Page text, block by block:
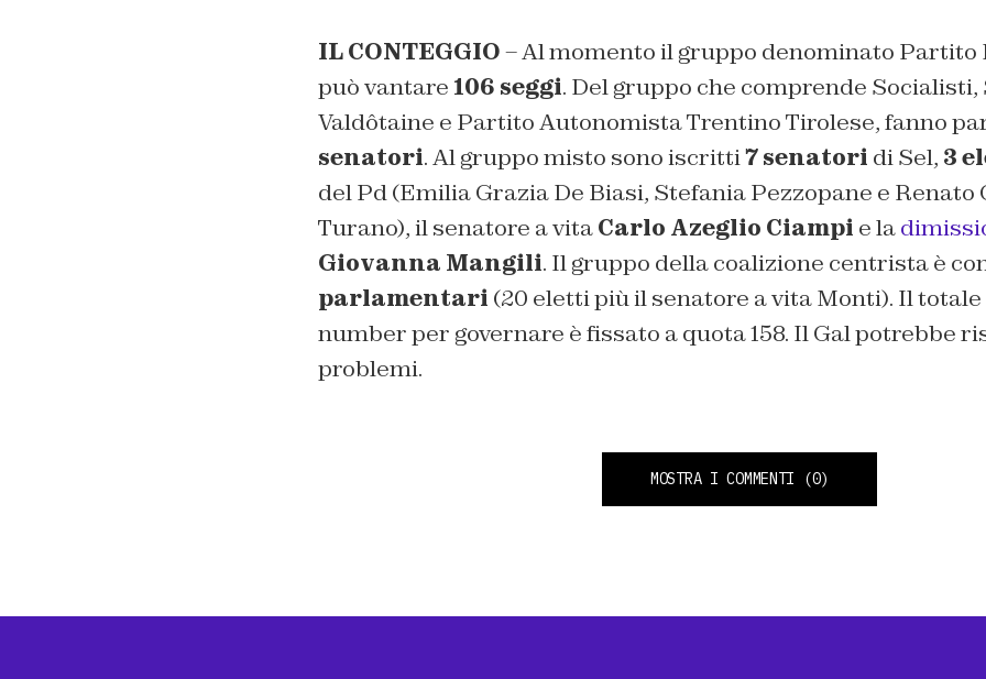
IL CONTEGGIO– Al momento il gruppo denominato Partito
può vantare 106 seggi. Del gruppo che comprende Socialisti,
Valdôtaine e Partito Autonomista Trentino Tirolese, fanno
senatori. Al gruppo misto sono iscritti7 senatori di Sel, 3
del Pd (Emilia Grazia De Biasi, Stefania Pezzopane e Renato
Turano), il senatore a vitaCarlo Azeglio Ciampi e la
Giovanna Mangili. Il gruppo della coalizione centrista è
parlamentari (20 eletti più il senatore a vita Monti). Il totale
number per governare è fissato a quota 158. Il Gal potrebbe
problemi.
MOSTRA I COMMENTI (0)